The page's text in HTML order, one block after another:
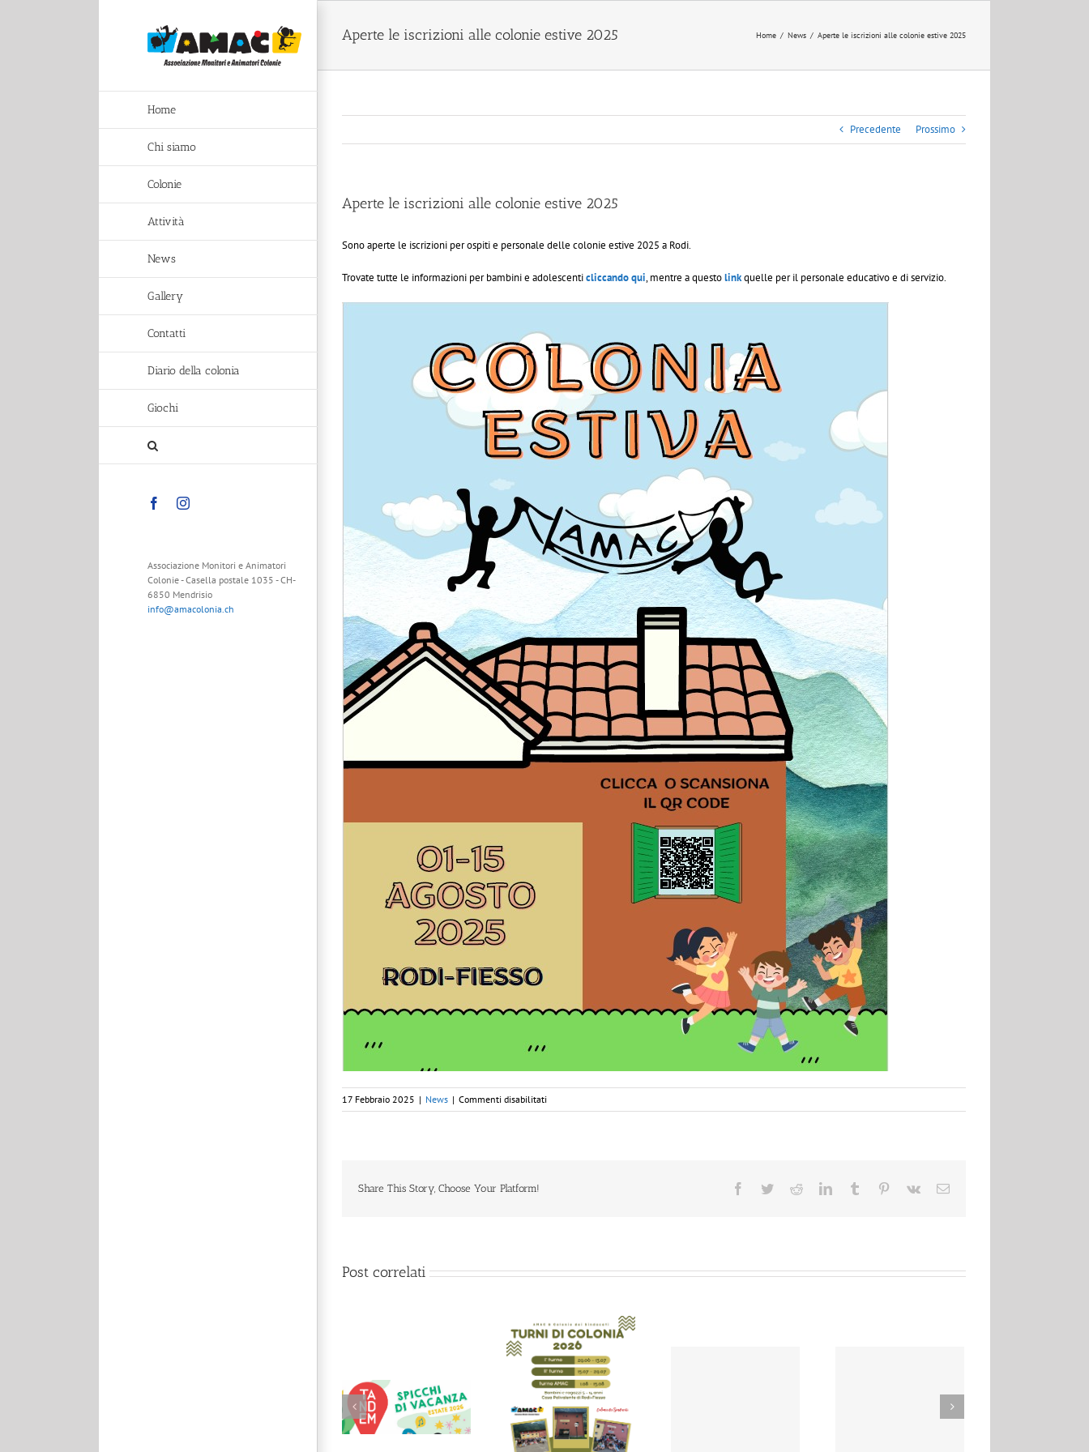
Home
Chi siamo
Colonie
Attività
News
Gallery
Contatti
Diario della colonia
Giochi
FacebookInstagram
Associazione Monitori e Animatori
Colonie - Casella postale 1035 - CH-
6850 Mendrisio
info@amacolonia.ch
Aperte le iscrizioni alle colonie estive 2025 Home / News / Aperte le iscrizioni alle colonie estive 2025
Precedente Prossimo
Aperte le iscrizioni alle colonie estive 2025
Sono aperte le iscrizioni per ospiti e personale delle colonie estive 2025 a Rodi.
Trovate tutte le informazioni per bambini e adolescenticliccando qui, mentre a questolinkquelle per il personale educativo e di servizio.
17 Febbraio 2025 | News | Commenti disabilitatisu
Aperte
Share This Story, Choose Your Platform! Facebook
TwitterRedditLinkedInTumblr Pinterest
Vk Email
Post correlati
Aperte le iscrizioni
alla colonia 2026!
Si è svegliato… il
Dormiglione!
Pubblicate le foto